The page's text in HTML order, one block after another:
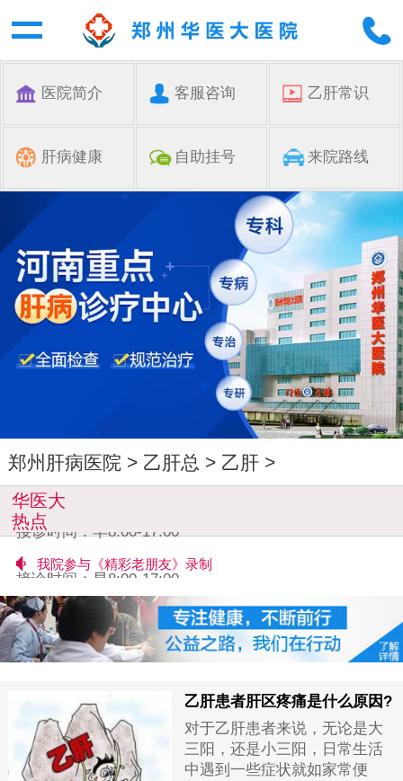
医院简介 客服咨询 乙肝常识
肝病健康 自助挂号 来院路线
郑州肝病医院 > 乙肝总 > 乙肝 >
华医大
热点总结大会今日在大会堂召开
接诊时间：早8:00-17:00
我院参与《精彩老朋友》录制
接诊时间：早8:00-17:00
总结大会今日在大会堂召开
接诊时间：早8:00-17:00
我院参与《精彩老朋友》录制
乙肝患者肝区疼痛是什么原因?
对于乙肝患者来说，无论是大
三阳，还是小三阳，日常生活
中遇到一些症状就如家常便